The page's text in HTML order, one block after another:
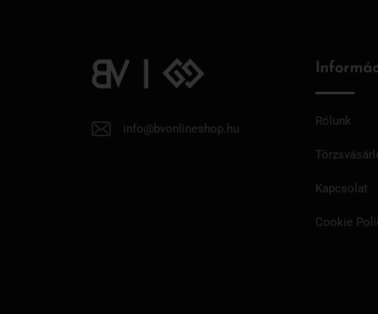
info@bvonlineshop.hu
Rólunk
Kapcsolat
Cookie